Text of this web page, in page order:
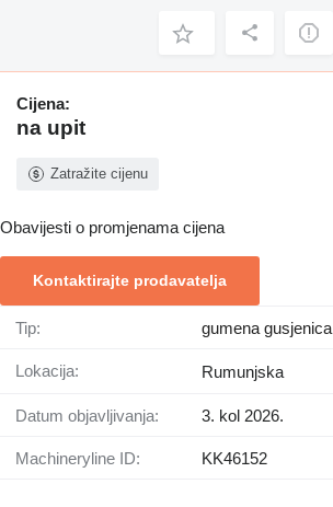
Cijena:
na upit
Zatražite cijenu
Obavijesti o promjenama cijena
Kontaktirajte prodavatelja
Tip: gumena gusjenica
Lokacija: Rumunjska
Datum objavljivanja: 3. kol 2026.
Machineryline ID: KK46152